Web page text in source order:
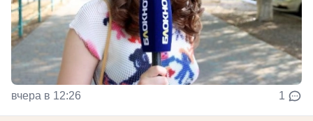
вчера в 12:26 1